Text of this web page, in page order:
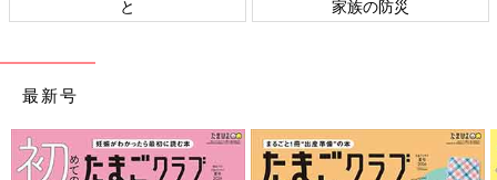
ピ 離乳食完了期1歳 ～1歳6ヶ月ごろ
離乳完了期 1才～1才6カ月ごろ「豆腐」のレシ
ピ一覧はこちら
と
家族の防災
最新号